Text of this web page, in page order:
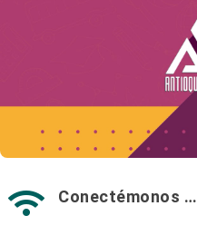
 Conectémonos …